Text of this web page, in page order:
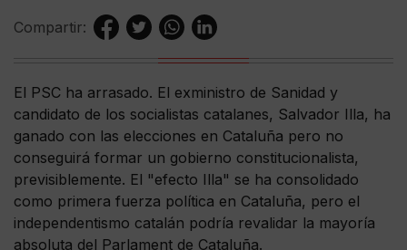
Compartir:
El PSC ha arrasado. El exministro de Sanidad y
candidato de los socialistas catalanes, Salvador Illa, ha
ganado con las elecciones en Cataluña pero no
conseguirá formar un gobierno constitucionalista,
previsiblemente. El "efecto Illa" se ha consolidado
como primera fuerza política en Cataluña, pero el
independentismo catalán podría revalidar la mayoría
absoluta del Parlament de Cataluña.